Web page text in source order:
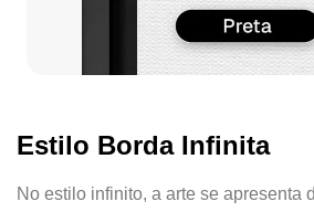
Estilo Borda Infinita
No estilo infinito, a arte se apresenta